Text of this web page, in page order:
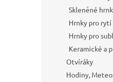
Skleněné
Hrnky pro rytí
Hrnky pro
Keramické a
Otvíráky
Hodiny,